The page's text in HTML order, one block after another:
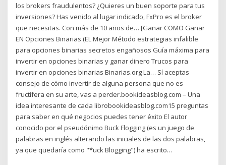
los brokers fraudulentos? ¿Quieres un buen soporte para tus
inversiones? Has venido al lugar indicado, FxPro es el broker
que necesitas. Con más de 10 años de… [Ganar COMO Ganar
EN Opciones Binarias (EL Mejor Método estrategias infalible
para opciones binarias secretos engañosos Guía máxima para
invertir en opciones binarias y ganar dinero Trucos para
invertir en opciones binarias Binarias.org La… Sí aceptas
consejo de cómo invertir de alguna persona que no es
fructífera en su arte, vas a perder.bookideasblog.com – Una
idea interesante de cada librobookideasblog.com15 preguntas
para saber en qué negocios puedes tener éxito El autor
conocido por el pseudónimo Buck Flogging (es un juego de
palabras en inglés alterando las iniciales de las dos palabras,
ya que quedaría como "*uck Blogging") ha escrito…